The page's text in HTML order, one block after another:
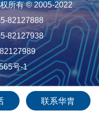
所有 © 2005-2022
82127888
82127938
号-1
联系华胄